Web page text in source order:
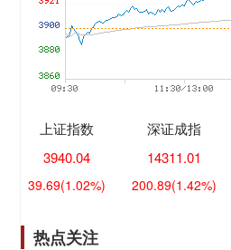
上证指数
3940.04
39.69(1.02%)
深证成指
14311.01
200.89(1.42%)
热点关注